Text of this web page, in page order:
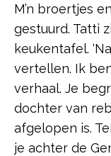
M’n broertjes
gestuurd. Tatti
keukentafel.
vertellen. Ik
verhaal. Je
dochter van
afgelopen is.
je achter de